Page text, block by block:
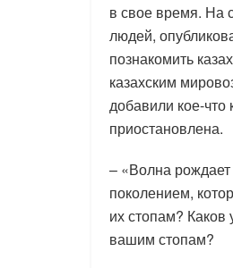
в свое время. На
людей,
познакомить
казахским
добавили кое-что
приостановлена.
– «Волна
поколением,
их стопам?
вашим стопам?